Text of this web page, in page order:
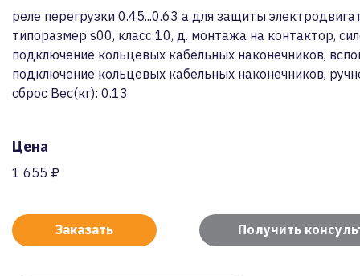
реле перегрузки 0.45...0.63 a для защиты
типоразмер s00, класс 10, д. монтажа на контактор,
подключение кольцевых кабельных наконечников,
подключение кольцевых кабельных наконечников,
сброс Вес(кг): 0.13
Цена
1 655 ₽
Заказать Получить